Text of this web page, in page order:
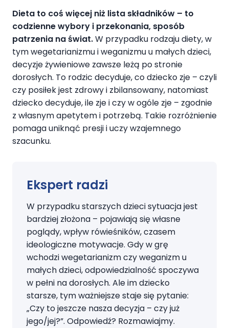
Dieta to coś więcej niż lista składników – to
codzienne wybory i przekonania, sposób
patrzenia na świat.W przypadku rodzaju diety, w
tym wegetarianizmu i weganizmu u małych dzieci,
decyzje żywieniowe zawsze leżą po stronie
dorosłych. To rodzic decyduje, co dziecko zje – czyli
czy posiłek jest zdrowy i zbilansowany, natomiast
dziecko decyduje, ile zje i czy w ogóle zje – zgodnie
z własnym apetytem i potrzebą. Takie rozróżnienie
pomaga uniknąć presji i uczy wzajemnego
szacunku.
Ekspert radzi
W przypadku starszych dzieci sytuacja jest
bardziej złożona – pojawiają się własne
poglądy, wpływ rówieśników, czasem
ideologiczne motywacje. Gdy w grę
wchodzi wegetarianizm czy weganizm u
małych dzieci, odpowiedzialność spoczywa
w pełni na dorosłych. Ale im dziecko
starsze, tym ważniejsze staje się pytanie:
„Czy to jeszcze nasza decyzja – czy już
jego/jej?”. Odpowiedź? Rozmawiajmy.